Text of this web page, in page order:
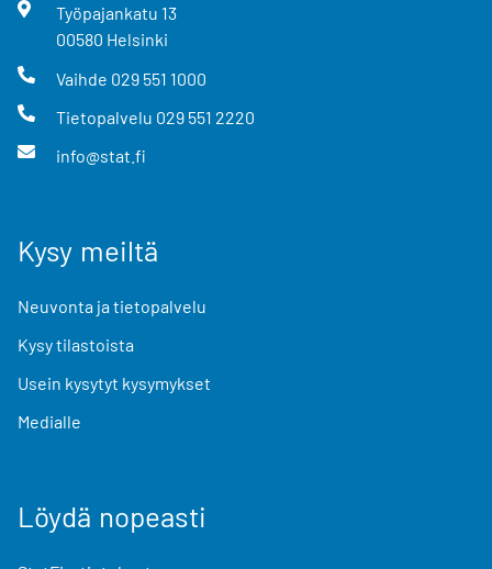
Työpajankatu 13
00580 Helsinki
Vaihde 029 551 1000
Tietopalvelu 029 551 2220
info@stat.fi
Kysy meiltä
Neuvonta ja tietopalvelu
Kysy tilastoista
Usein kysytyt kysymykset
Medialle
Löydä nopeasti